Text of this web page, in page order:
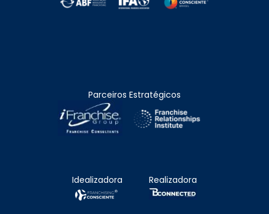
Parceiros Estratégicos
Idealizadora Realizadora